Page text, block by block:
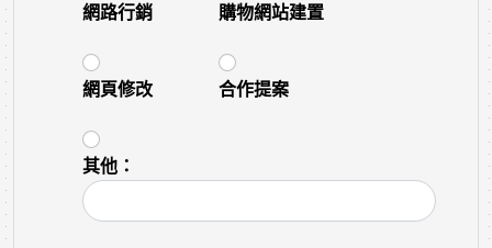
網路行銷 購物網站建置
網頁修改 合作提案
其他：